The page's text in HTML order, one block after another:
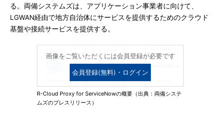
る。両備システムズは、アプリケーション事業者に向けて、
LGWAN経由で地方自治体にサービスを提供するためのクラウド
基盤や接続サービスを提供する。
画像をご覧いただくには会員登録が必要です
会員登録(無料)・ログイン
R-Cloud Proxy for ServiceNowの概要（出典：両備システ
ムズのプレスリリース）